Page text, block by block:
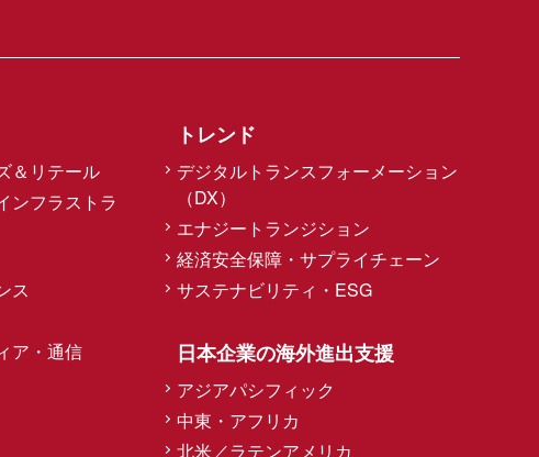
提供しています。特にサウジアラビア
す。
析、訴訟、仲裁および裁判外紛争解決
＆リテール
ンフラストラ
ス
ア・通信
トレンド
デジタルトランスフォーメーション
（DX）
エナジートランジション
経済安全保障・サプライチェーン
サステナビリティ・ESG
日本企業の海外進出支援
アジアパシフィック
中東・アフリカ
北米／ラテンアメリカ